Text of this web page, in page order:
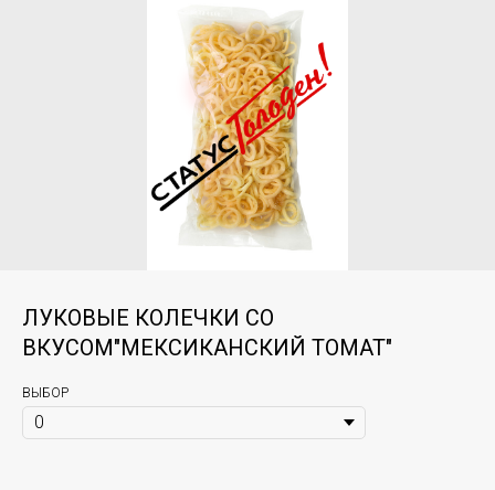
ЛУКОВЫЕ КОЛЕЧКИ СО
ВКУСОМ"МЕКСИКАНСКИЙ ТОМАТ"
ВЫБОР